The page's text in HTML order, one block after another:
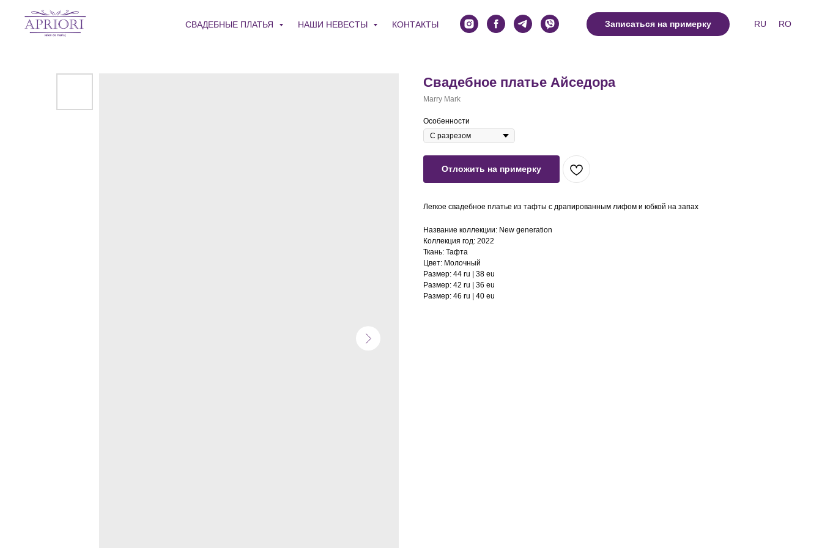
СВАДЕБНЫЕ ПЛАТЬЯ НАШИ НЕВЕСТЫ КОНТАКТЫ Записаться на примерку RU RO
Свадебное платье Айседора
Marry Mark
Особенности
Отложить на примерку
Легкое свадебное платье из тафты с драпированным лифом и юбкой на запах
Название коллекции: New generation
Коллекция год: 2022
Ткань: Тафта
Цвет: Молочный
Размер: 44 ru | 38 eu
Размер: 42 ru | 36 eu
Размер: 46 ru | 40 eu